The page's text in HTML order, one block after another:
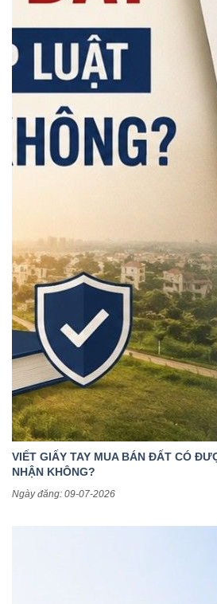
VIẾT GIẤY TAY MUA BÁN ĐẤT CÓ
NHẬN KHÔNG?
Ngày đăng: 09-07-2026